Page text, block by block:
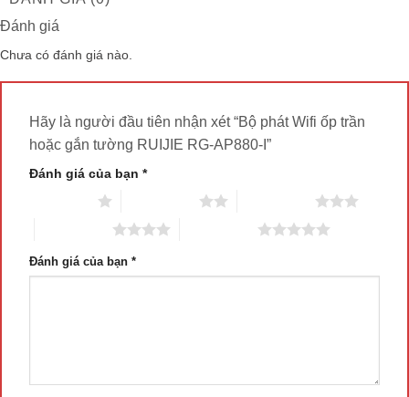
Đánh giá
Chưa có đánh giá nào.
Hãy là người đầu tiên nhận xét “Bộ phát Wifi ốp trần
hoặc gắn tường RUIJIE RG-AP880-I”
Đánh giá của bạn *
Đánh giá của bạn *